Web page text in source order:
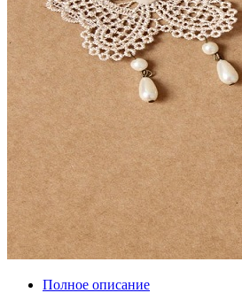
Полное описание